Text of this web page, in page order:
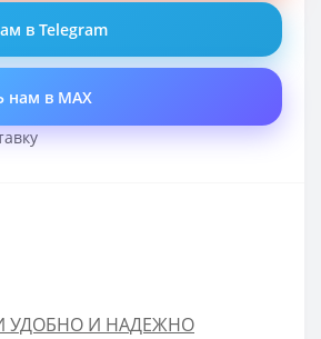
в Telegram
нам в MAX
УДОБНО И НАДЕЖНО